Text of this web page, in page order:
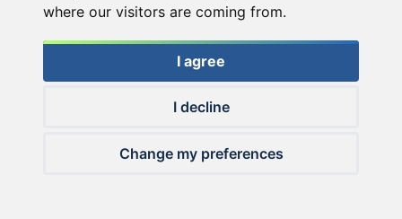
where our visitors are coming from.
I agree
I decline
Change my preferences